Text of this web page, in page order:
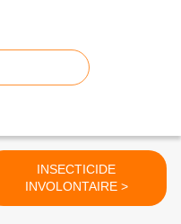
INSECTICIDE
INVOLONTAIRE >